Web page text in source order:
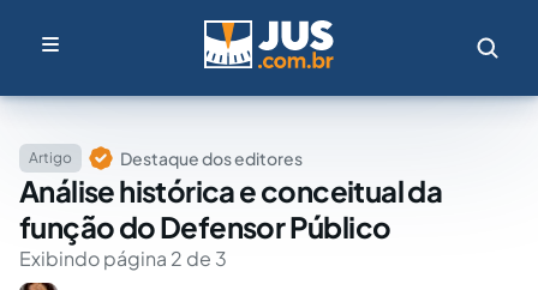
Artigo Destaque dos editores
Análise histórica e conceitual da
função do Defensor Público
Exibindo página 2 de 3